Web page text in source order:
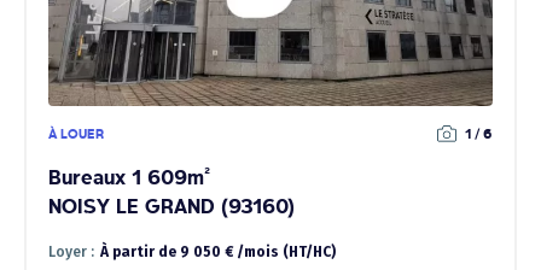
À LOUER 1 / 6
Bureaux 1 609m²
NOISY LE GRAND (93160)
Loyer : À partir de 9 050 € /mois (HT/HC)